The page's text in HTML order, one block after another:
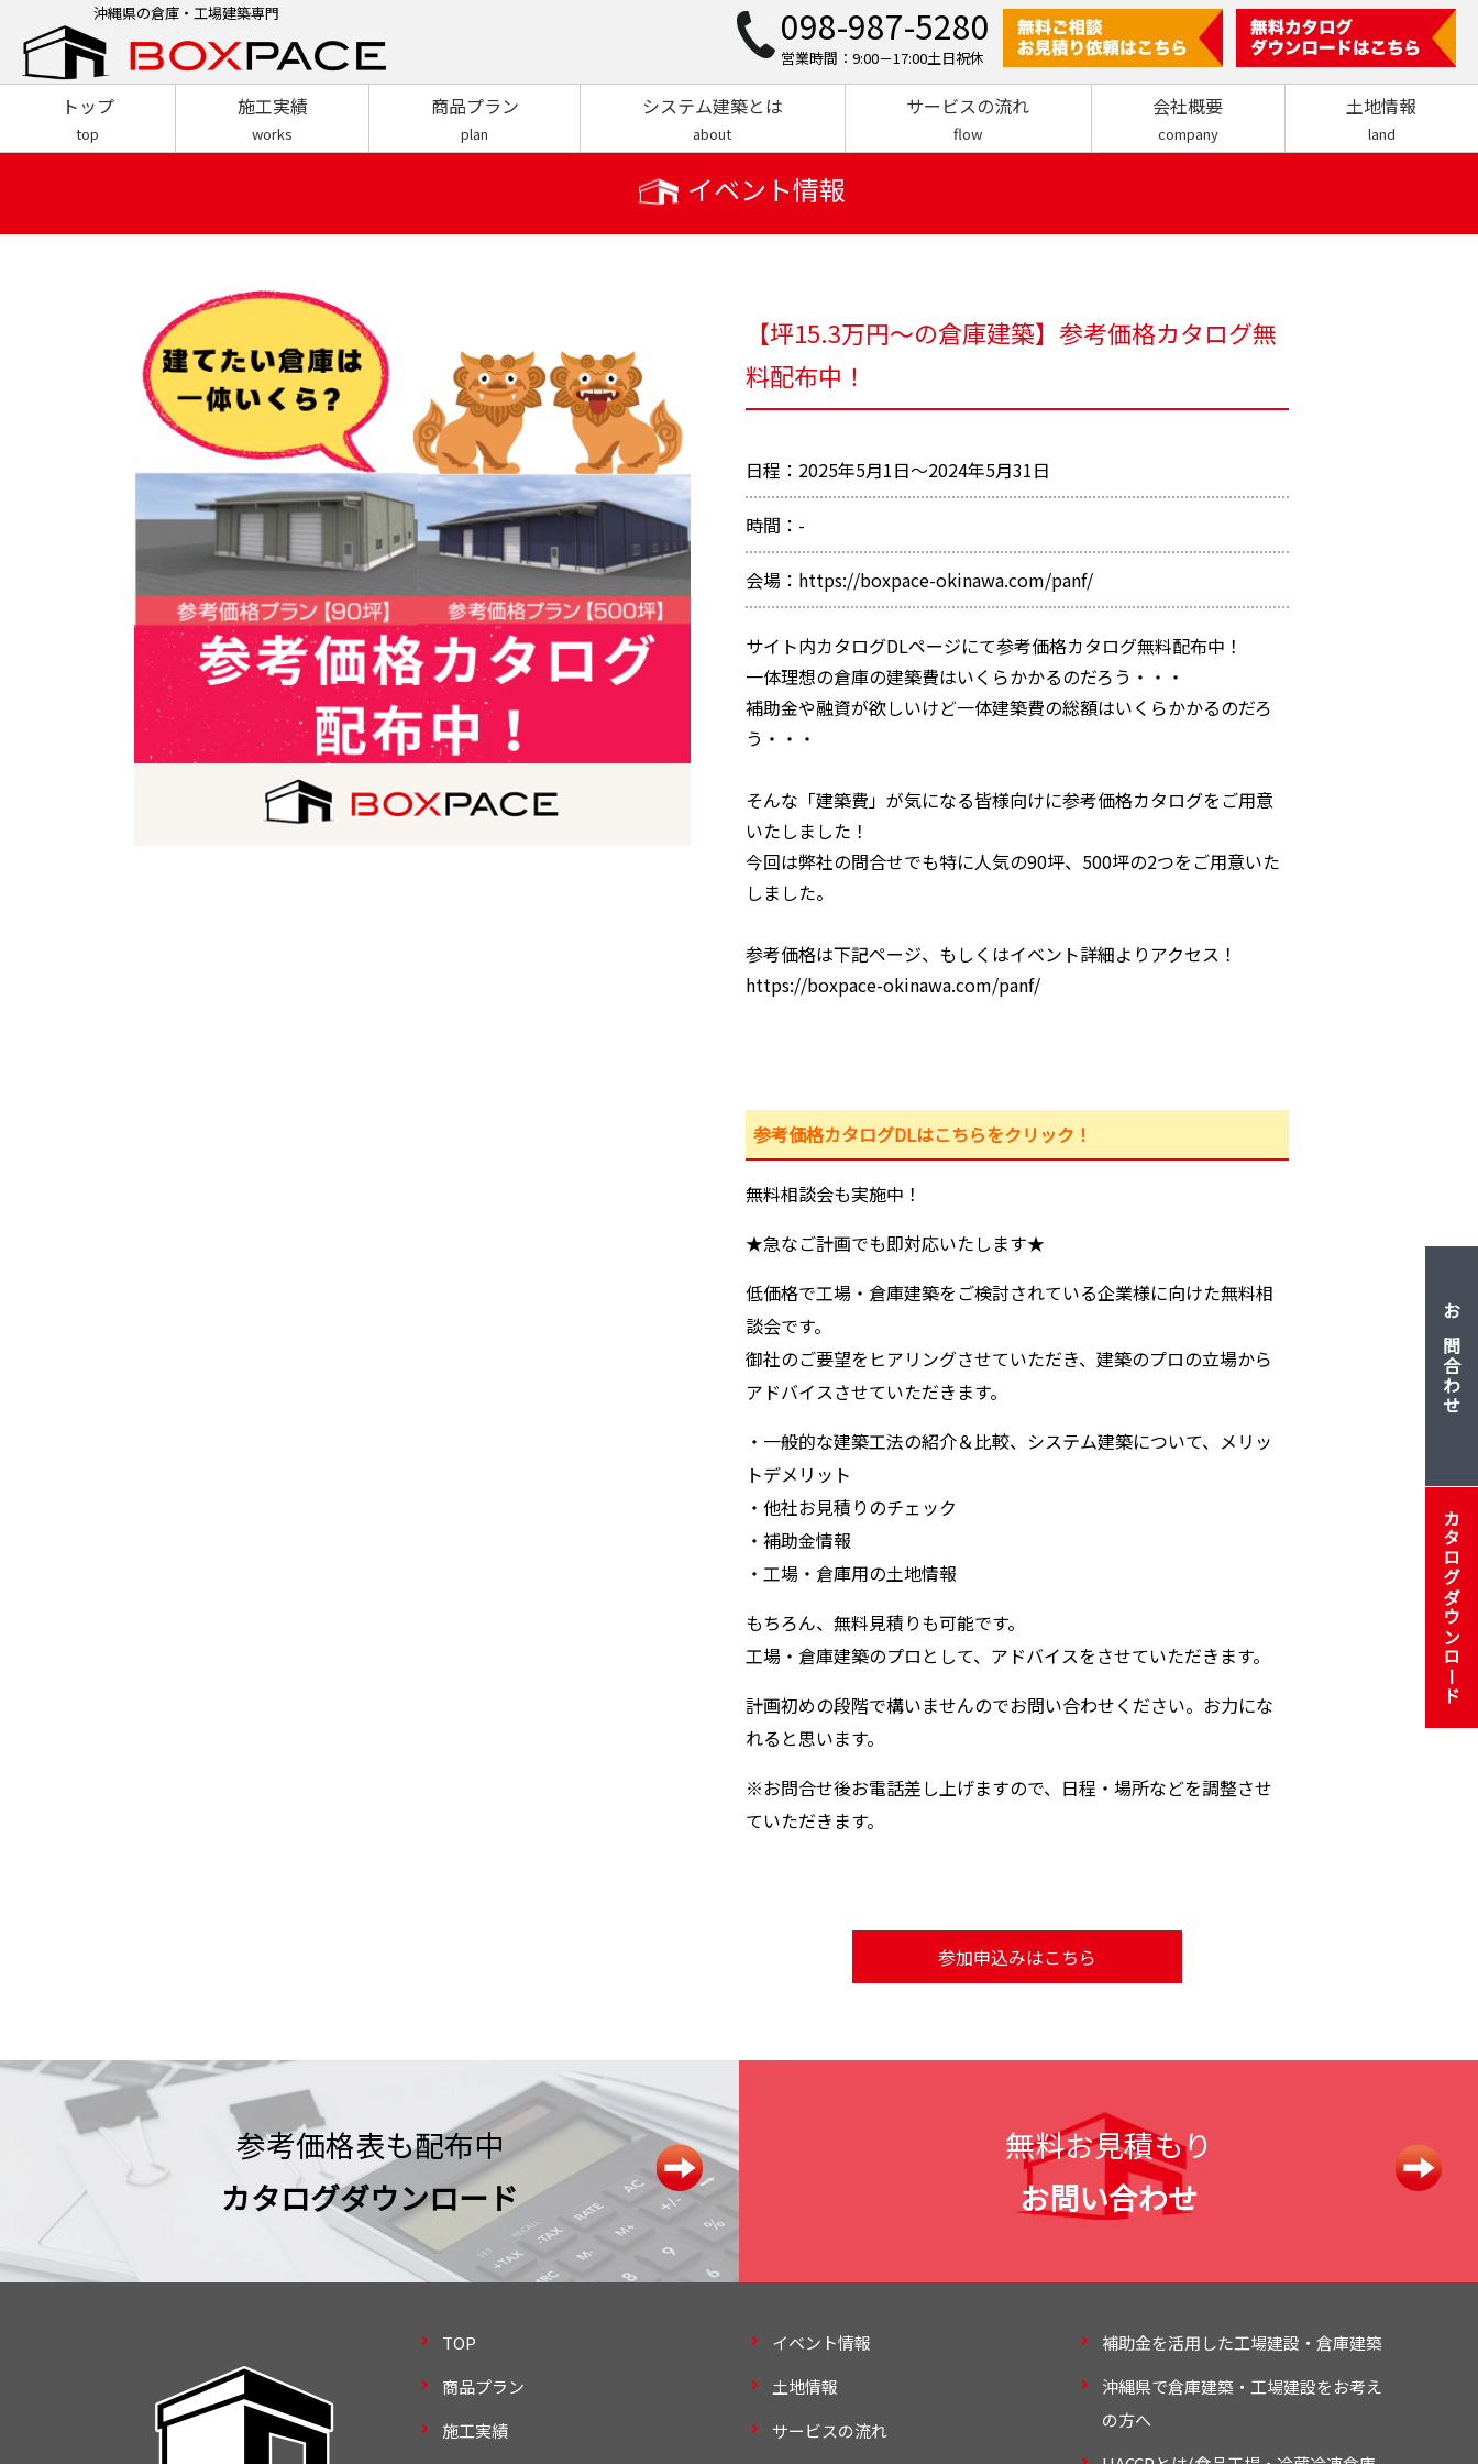
沖縄県の倉庫・工場建築専門 098-987-5280
営業時間：9:00－17:00土日祝休
トップ
top
施工実績
works
商品プラン
plan
システム建築とは
about
サービスの流れ
flow
会社概要
company
土地情報
land
イベント情報
【坪15.3万円～の倉庫建築】参考価格カタログ無
料配布中！
日程：2025年5月1日～2024年5月31日
時間：-
会場：https://boxpace-okinawa.com/panf/
サイト内カタログDLページにて参考価格カタログ無料配布中！
一体理想の倉庫の建築費はいくらかかるのだろう・・・
補助金や融資が欲しいけど一体建築費の総額はいくらかかるのだろ
う・・・
そんな「建築費」が気になる皆様向けに参考価格カタログをご用意
いたしました！
今回は弊社の問合せでも特に人気の90坪、500坪の2つをご用意いた
しました。
参考価格は下記ページ、もしくはイベント詳細よりアクセス！
https://boxpace-okinawa.com/panf/
参考価格カタログDLはこちらをクリック！
無料相談会も実施中！
★急なご計画でも即対応いたします★
低価格で工場・倉庫建築をご検討されている企業様に向けた無料相
談会です。
御社のご要望をヒアリングさせていただき、建築のプロの立場から
アドバイスさせていただきます。
・一般的な建築工法の紹介＆比較、システム建築について、メリッ
トデメリット
・他社お見積りのチェック
・補助金情報
・工場・倉庫用の土地情報
もちろん、無料見積りも可能です。
工場・倉庫建築のプロとして、アドバイスをさせていただきます。
計画初めの段階で構いませんのでお問い合わせください。お力にな
れると思います。
※お問合せ後お電話差し上げますので、日程・場所などを調整させ
ていただきます。
参加申込みはこちら
参考価格表も配布中
カタログダウンロード
無料お見積もり
お問い合わせ
TOP
商品プラン
施工実績
イベント情報
土地情報
サービスの流れ
補助金を活用した工場建設・倉庫建築
沖縄県で倉庫建築・工場建設をお考え
の方へ
お問合わせ
カタログダウンロード